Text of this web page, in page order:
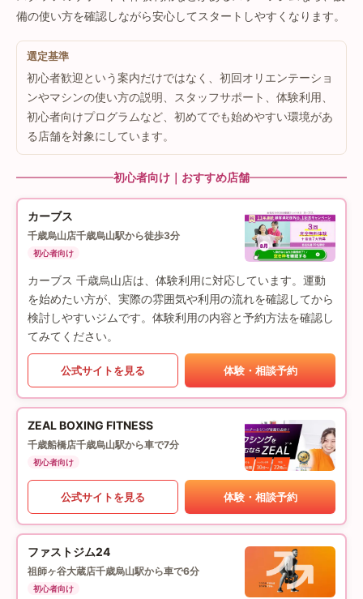
備の使い方を確認しながら安心してスタートしやすくなります。
選定基準
初心者歓迎という案内だけではなく、初回オリエンテーショ
ンやマシンの使い方の説明、スタッフサポート、体験利用、
初心者向けプログラムなど、初めてでも始めやすい環境があ
る店舗を対象にしています。
初心者向け｜おすすめ店舗
カーブス
千歳烏山店千歳烏山駅から徒歩3分
初心者向け
カーブス 千歳烏山店は、体験利用に対応しています。運動
を始めたい方が、実際の雰囲気や利用の流れを確認してから
検討しやすいジムです。体験利用の内容と予約方法を確認し
てみてください。
公式サイトを見る 体験・相談予約
ZEAL BOXING FITNESS
千歳船橋店千歳烏山駅から車で7分
初心者向け
公式サイトを見る 体験・相談予約
ファストジム24
祖師ヶ谷大蔵店千歳烏山駅から車で6分
初心者向け